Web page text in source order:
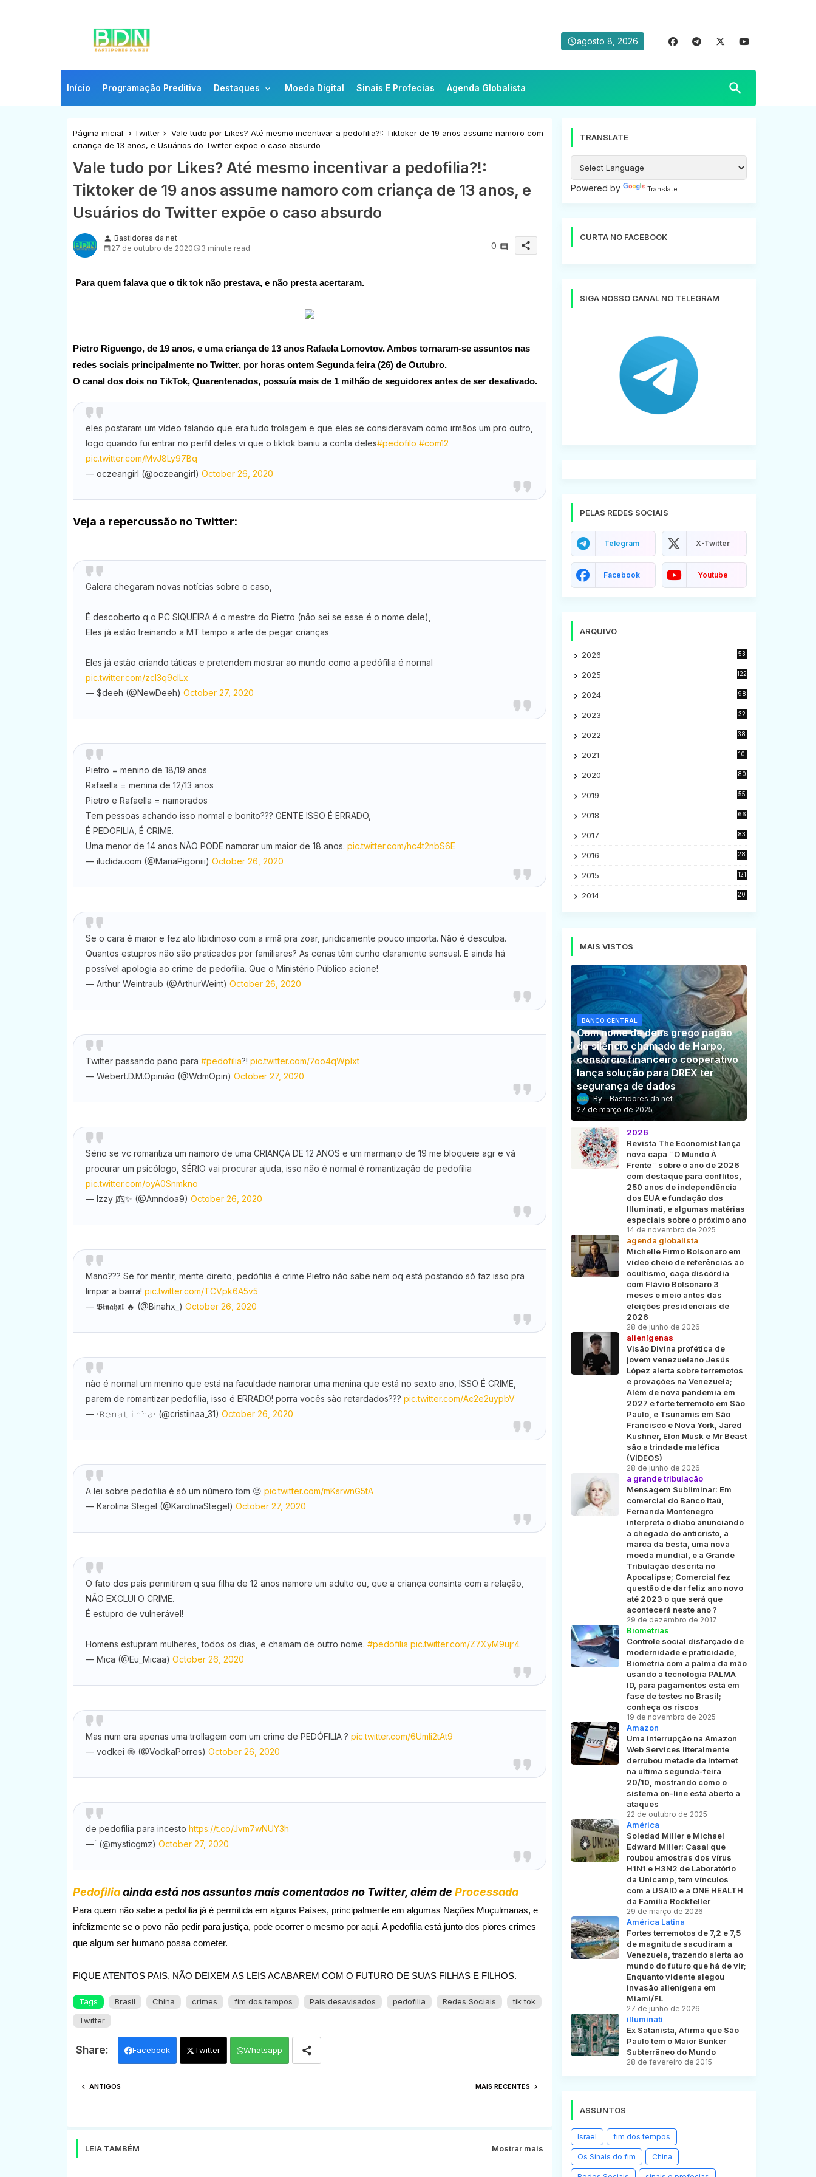
agosto 8, 2026
Início Programação Preditiva Destaques Moeda Digital Sinais E Profecias Agenda Globalista
Página inicial Twitter
Vale tudo por Likes? Até mesmo incentivar a pedofilia?!: Tiktoker de 19 anos assume namoro com
criança de 13 anos, e Usuários do Twitter expõe o caso absurdo
Vale tudo por Likes? Até mesmo incentivar a pedofilia?!:
Tiktoker de 19 anos assume namoro com criança de 13 anos, e
Usuários do Twitter expõe o caso absurdo
person Bastidores da net
27 de outubro de 2020
3 minute read 0 share
Para quem falava que o tik tok não prestava, e não presta acertaram.
Pietro Riguengo, de 19 anos, e uma criança de 13 anos Rafaela Lomovtov. Ambos tornaram-se assuntos nas
redes sociais principalmente no Twitter, por horas ontem Segunda feira (26) de Outubro.
O canal dos dois no TikTok, Quarentenados, possuía mais de 1 milhão de seguidores antes de ser desativado.
eles postaram um vídeo falando que era tudo trolagem e que eles se consideravam como irmãos um pro outro,
logo quando fui entrar no perfil deles vi que o tiktok baniu a conta deles#pedofilo #com12
pic.twitter.com/MvJ8Ly97Bq
— oczeangirl (@oczeangirl) October 26, 2020
Veja a repercussão no Twitter:
Galera chegaram novas notícias sobre o caso,
É descoberto q o PC SIQUEIRA é o mestre do Pietro (não sei se esse é o nome dele),
Eles já estão treinando a MT tempo a arte de pegar crianças
Eles já estão criando táticas e pretendem mostrar ao mundo como a pedófilia é normal
pic.twitter.com/zcl3q9clLx
— $deeh (@NewDeeh) October 27, 2020
Pietro = menino de 18/19 anos
Rafaella = menina de 12/13 anos
Pietro e Rafaella = namorados
Tem pessoas achando isso normal e bonito??? GENTE ISSO É ERRADO,
É PEDOFILIA, É CRIME.
Uma menor de 14 anos NÃO PODE namorar um maior de 18 anos. pic.twitter.com/hc4t2nbS6E
— iludida.com (@MariaPigoniii) October 26, 2020
Se o cara é maior e fez ato libidinoso com a irmã pra zoar, juridicamente pouco importa. Não é desculpa.
Quantos estupros não são praticados por familiares? As cenas têm cunho claramente sensual. E ainda há
possível apologia ao crime de pedofilia. Que o Ministério Público acione!
— Arthur Weintraub (@ArthurWeint) October 26, 2020
Twitter passando pano para #pedofilia?! pic.twitter.com/7oo4qWpIxt
— Webert.D.M.Opinião (@WdmOpin) October 27, 2020
Sério se vc romantiza um namoro de uma CRIANÇA DE 12 ANOS e um marmanjo de 19 me bloqueie agr e vá
procurar um psicólogo, SÉRIO vai procurar ajuda, isso não é normal é romantização de pedofilia
pic.twitter.com/oyA0Snmkno
— Izzy 🏳️‍🌈⃤✨ (@Amndoa9) October 26, 2020
Mano??? Se for mentir, mente direito, pedófilia é crime Pietro não sabe nem oq está postando só faz isso pra
limpar a barra! pic.twitter.com/TCVpk6A5v5
— 𝕭𝖎𝖓𝖆𝖍𝖝𝖑 🔥 (@Binahx_) October 26, 2020
não é normal um menino que está na faculdade namorar uma menina que está no sexto ano, ISSO É CRIME,
parem de romantizar pedofilia, isso é ERRADO! porra vocês são retardados??? pic.twitter.com/Ac2e2uypbV
— ⋅𝚁𝚎𝚗𝚊𝚝𝚒𝚗𝚑𝚊⋅ (@cristiinaa_31) October 26, 2020
A lei sobre pedofilia é só um número tbm 😐 pic.twitter.com/mKsrwnG5tA
— Karolina Stegel (@KarolinaStegel) October 27, 2020
O fato dos pais permitirem q sua filha de 12 anos namore um adulto ou, que a criança consinta com a relação,
NÃO EXCLUI O CRIME.
É estupro de vulnerável!
Homens estupram mulheres, todos os dias, e chamam de outro nome. #pedofilia pic.twitter.com/Z7XyM9ujr4
— Mica (@Eu_Micaa) October 26, 2020
Mas num era apenas uma trollagem com um crime de PEDÓFILIA ? pic.twitter.com/6Umli2tAt9
— vodkei 🍥 (@VodkaPorres) October 26, 2020
de pedofilia para incesto https://t.co/Jvm7wNUY3h
— ؘ (@mysticgmz) October 27, 2020
Pedofiliaainda está nos assuntos mais comentados no Twitter, além de Processada
Para quem não sabe a pedofilia já é permitida em alguns Países, principalmente em algumas Nações Muçulmanas, e
infelizmente se o povo não pedir para justiça, pode ocorrer o mesmo por aqui. A pedofilia está junto dos piores crimes
que algum ser humano possa cometer.
FIQUE ATENTOS PAIS, NÃO DEIXEM AS LEIS ACABAREM COM O FUTURO DE SUAS FILHAS E FILHOS.
Tags Brasil China crimes fim dos tempos Pais desavisados pedofilia Redes Sociais
tik tok
Twitter
Facebook Twitter Whatsapp
MAIS RECENTES
ANTIGOS
LEIA TAMBÉM Mostrar mais
TRANSLATE
Powered by Translate
CURTA NO FACEBOOK
SIGA NOSSO CANAL NO TELEGRAM
PELAS REDES SOCIAIS
Telegram X-Twitter
Facebook Youtube
ARQUIVO
2026 53
2025 122
2024 98
2023
32
2022
38
2021
10
2020
80
2019
55
2018
66
2017
83
2016
28
2015
121
2014
20
MAIS VISTOS
BANCO CENTRAL
Com nome de deus grego pagão
do silêncio chamado de Harpo,
consórcio financeiro cooperativo
lança solução para DREX ter
segurança de dados
Bastidores da net
27 de março de 2025
2026
Revista The Economist lança
nova capa ¨O Mundo À
Frente¨ sobre o ano de 2026
com destaque para conflitos,
250 anos de independência
dos EUA e fundação dos
Illuminati, e algumas matérias
especiais sobre o próximo ano
14 de novembro de 2025
agenda globalista
Michelle Firmo Bolsonaro em
vídeo cheio de referências ao
ocultismo, caça discórdia
com Flávio Bolsonaro 3
meses e meio antes das
eleições presidenciais de
2026
28 de junho de 2026
alienígenas
Visão Divina profética de
jovem venezuelano Jesús
López alerta sobre terremotos
e provações na Venezuela;
Além de nova pandemia em
2027 e forte terremoto em São
Paulo, e Tsunamis em São
Francisco e Nova York, Jared
Kushner, Elon Musk e Mr Beast
são a trindade maléfica
(VÍDEOS)
28 de junho de 2026
a grande tribulação
Mensagem Subliminar: Em
comercial do Banco Itaú,
Fernanda Montenegro
interpreta o diabo anunciando
a chegada do anticristo, a
marca da besta, uma nova
moeda mundial, e a Grande
Tribulação descrita no
Apocalipse; Comercial fez
questão de dar feliz ano novo
até 2023 o que será que
acontecerá neste ano ?
29 de dezembro de 2017
Biometrias
Controle social disfarçado de
modernidade e praticidade,
Biometria com a palma da mão
usando a tecnologia PALMA
ID, para pagamentos está em
fase de testes no Brasil;
conheça os riscos
19 de novembro de 2025
Amazon
Uma interrupção na Amazon
Web Services literalmente
derrubou metade da Internet
na última segunda-feira
20/10, mostrando como o
sistema on-line está aberto a
ataques
22 de outubro de 2025
América
Soledad Miller e Michael
Edward Miller: Casal que
roubou amostras dos vírus
H1N1 e H3N2 de Laboratório
da Unicamp, tem vínculos
com a USAID e a ONE HEALTH
da Família Rockfeller
29 de março de 2026
América Latina
Fortes terremotos de 7,2 e 7,5
de magnitude sacudiram a
Venezuela, trazendo alerta ao
mundo do futuro que há de vir;
Enquanto vidente alegou
invasão alienígena em
Miami/FL
27 de junho de 2026
illuminati
Ex Satanista, Afirma que São
Paulo tem o Maior Bunker
Subterrâneo do Mundo
28 de fevereiro de 2015
ASSUNTOS
Israel fim dos tempos
Os Sinais do fim China